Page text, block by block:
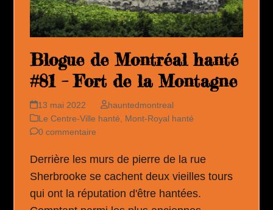
Blogue de Montréal hanté
#81 – Fort de la Montagne
13 mai 2022
hauntedmontreal
Le Centre-Ville hanté
Mont-Royal hanté
0 commentaire
Derrière les murs de pierre de la rue
Sherbrooke se cachent deux vieilles tours
qui ont la réputation d'être hantées.